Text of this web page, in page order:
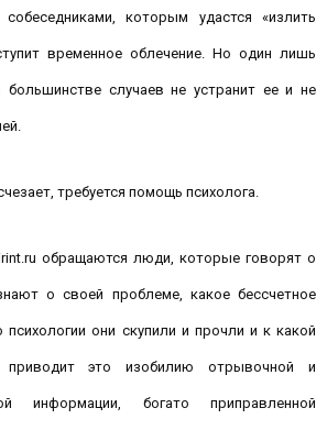
которым удастся «излить
временное облечение. Но один лишь
случаев не устранит ее и не
требуется помощь психолога.
обращаются люди, которые говорят о
о своей проблеме, какое бессчетное
они скупили и прочли и к какой
это изобилию отрывочной и
информации, богато приправленной